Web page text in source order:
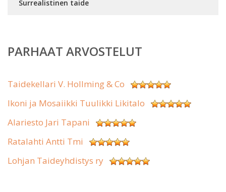
Surrealistinen taide
PARHAAT ARVOSTELUT
Taidekellari V. Hollming & Co
Ikoni ja Mosaiikki Tuulikki Likitalo
Alariesto Jari Tapani
Ratalahti Antti Tmi
Lohjan Taideyhdistys ry